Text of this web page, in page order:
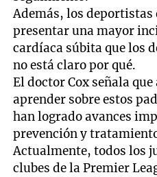
Además, los deportistas
presentar una mayor
cardíaca súbita que los
no está claro por qué.
El doctor Cox señala
aprender sobre estos
han logrado avances
prevención y
Actualmente, todos los
clubes de la Premier